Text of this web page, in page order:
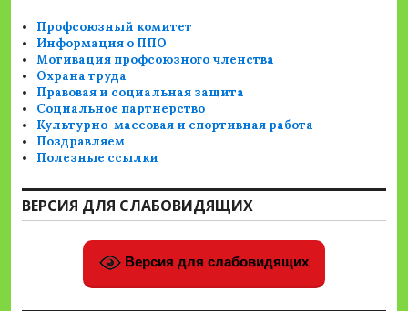
Профсоюзный комитет
Информация о ППО
Мотивация профсоюзного членства
Охрана труда
Правовая и социальная защита
Социальное партнерство
Культурно-массовая и спортивная работа
Поздравляем
Полезные ссылки
ВЕРСИЯ ДЛЯ СЛАБОВИДЯЩИХ
Версия для слабовидящих